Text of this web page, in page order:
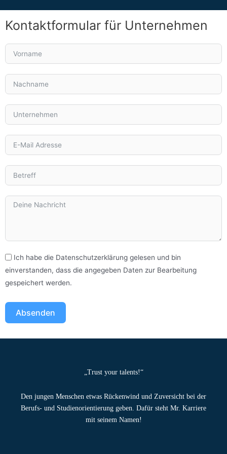
Kontaktformular für Unternehmen
Ich habe die Datenschutzerklärung gelesen und bin
einverstanden, dass die angegeben Daten zur Bearbeitung
gespeichert werden.
Absenden
„Trust your talents!“
Den jungen Menschen etwas Rückenwind und Zuversicht bei der
Berufs- und Studienorientierung geben. Dafür steht Mr. Karriere
mit seinem Namen!